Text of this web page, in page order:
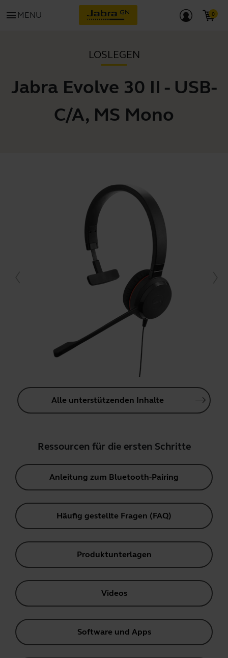
menu MENU
LOSLEGEN
Jabra Evolve 30 II - USB-
C/A, MS Mono
Alle unterstützenden Inhalte
Ressourcen für die ersten Schritte
Anleitung zum Bluetooth-Pairing
Häufig gestellte Fragen (FAQ)
Produktunterlagen
Videos
Software und Apps